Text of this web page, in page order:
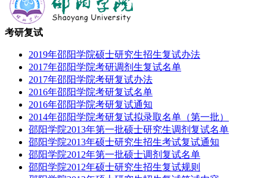
考研复试
2019年邵阳学院硕士研究生招生复试办法
2017年邵阳学院考研调剂生复试名单
2017年邵阳学院考研复试办法
2016年邵阳学院考研复试名单
2016年邵阳学院考研复试通知
2014年邵阳学院考研复试拟录取名单（第一批）
邵阳学院2013年第一批硕士研究生调剂复试名单
邵阳学院2013年硕士研究生招生考试复试通知
邵阳学院2012年第一批硕士调剂复试名单
邵阳学院2012年硕士研究生招生复试规则